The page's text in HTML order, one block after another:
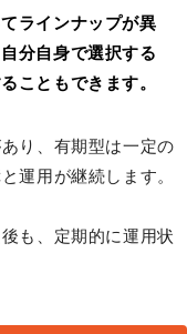
ラインナップが異
分自身で選択する
こともできます。
あり、有期型は一定の
運用が継続します。
も、定期的に運用状